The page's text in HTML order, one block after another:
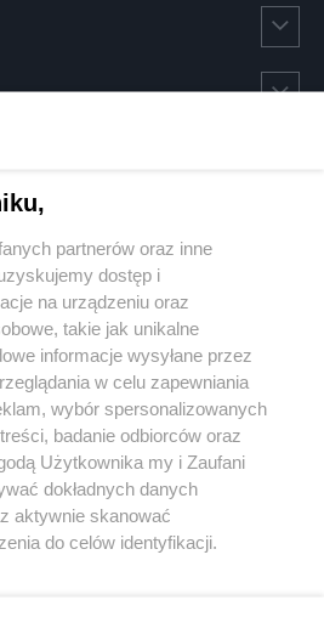
Instagram Youtube
partnerów oraz inne
dostęp i
na urządzeniu oraz
takie jak unikalne
informacje wysyłane przez
w celu zapewniania
wybór spersonalizowanych
badanie odbiorców oraz
Użytkownika my i Zaufani
dokładnych danych
aktywnie skanować
do celów identyfikacji.